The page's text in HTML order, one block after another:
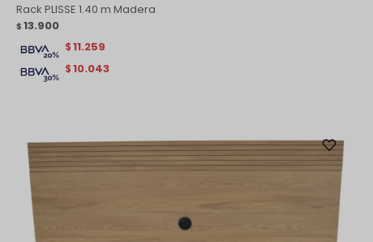
Rack PLISSE 1.40 m Madera
$ 13.900
$10.043
$11.259